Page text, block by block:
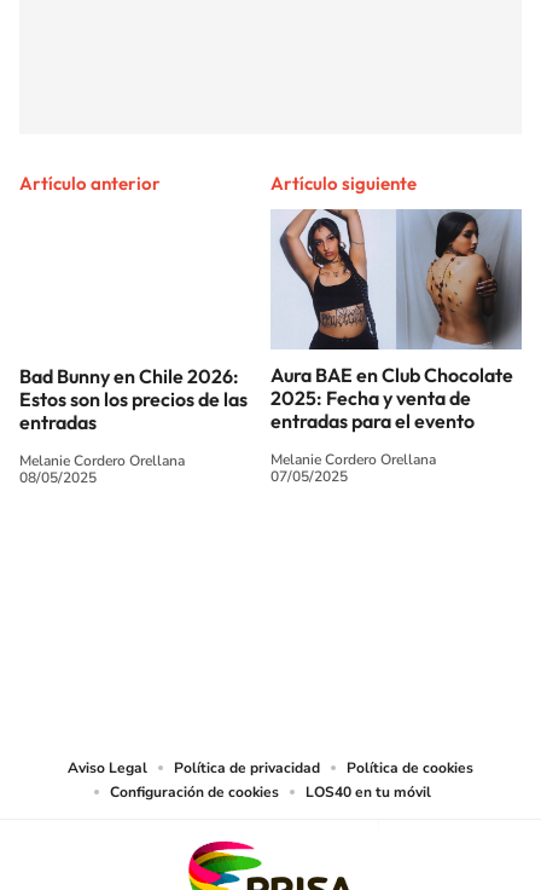
Artículo anterior
Bad Bunny en Chile 2026:
Estos son los precios de las
entradas
Melanie Cordero Orellana
08/05/2025
Artículo siguiente
Aura BAE en Club Chocolate
2025: Fecha y venta de
entradas para el evento
Melanie Cordero Orellana
07/05/2025
Aviso Legal Política de privacidad
Política de cookies
Configuración de cookies
LOS40 en tu móvil